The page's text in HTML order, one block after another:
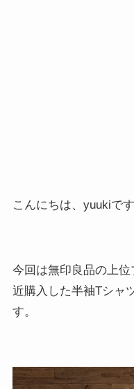
こんにちは、yuukiです
今回は無印良品の上
近購入した半袖Tシャ
す。